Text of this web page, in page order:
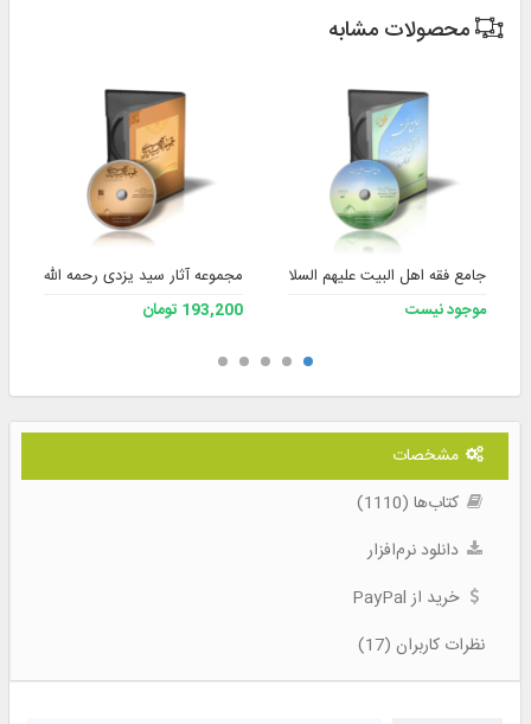
محصولات مشابه
جامع فقه اهل البیت علیهم السلام ۲
موجود نیست
مجموعه آثار سید یزدی رحمه الله
193,200 تومان
مشخصات
کتاب‌ها (1110)
دانلود نرم‌افزار
خرید از PayPal
نظرات کاربران (17)